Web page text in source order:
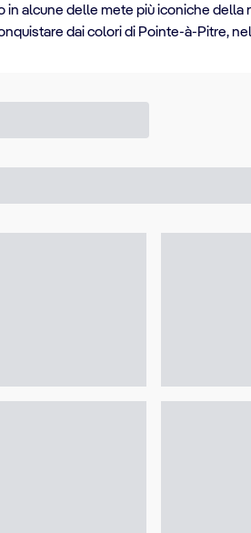
in alcune delle mete più iconiche
dai colori di Pointe-à-Pitre,